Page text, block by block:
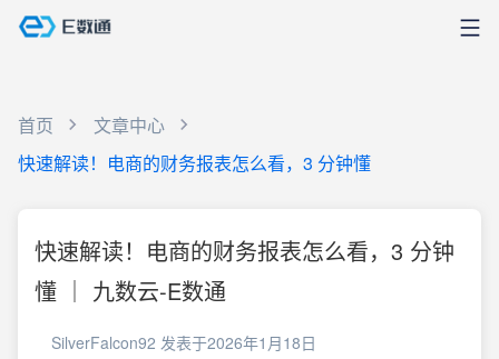
首页
文章中心
快速解读！电商的财务报表怎么看，3 分钟懂
快速解读！电商的财务报表怎么看，3 分钟
懂 ｜ 九数云-E数通
SilverFalcon92 发表于2026年1月18日